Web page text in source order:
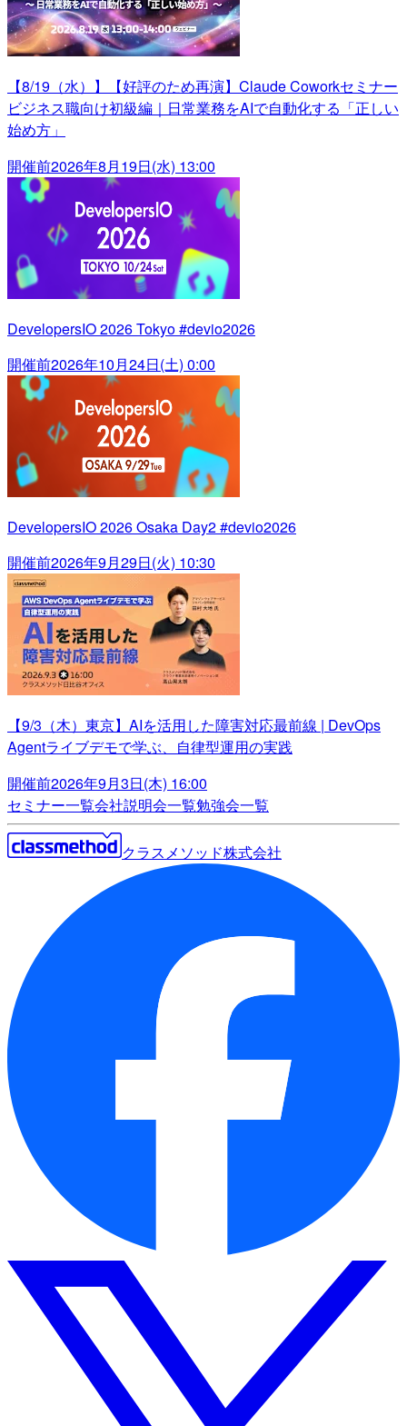
【8/19（水）】【好評のため再演】Claude Coworkセミナー
ビジネス職向け初級編｜日常業務をAIで自動化する「正しい
始め方」
開催前2026年8月19日(水) 13:00
DevelopersIO 2026 Tokyo #devio2026
開催前2026年10月24日(土) 0:00
DevelopersIO 2026 Osaka Day2 #devio2026
開催前2026年9月29日(火) 10:30
【9/3（木）東京】AIを活用した障害対応最前線 | DevOps
Agentライブデモで学ぶ、自律型運用の実践
開催前2026年9月3日(木) 16:00
セミナー一覧会社説明会一覧勉強会一覧
クラスメソッド株式会社